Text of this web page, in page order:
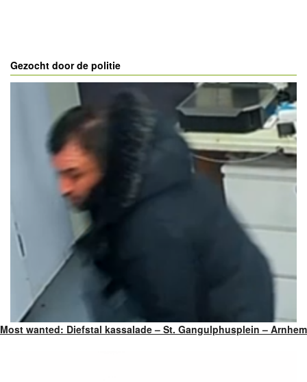
Gezocht door de politie
Most wanted: Diefstal kassalade – St. Gangulphusplein – Arnhem